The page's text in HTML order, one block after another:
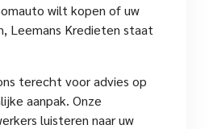
wilt kopen of uw
Leemans Kredieten staat
terecht voor advies op
aanpak. Onze
luisteren naar uw